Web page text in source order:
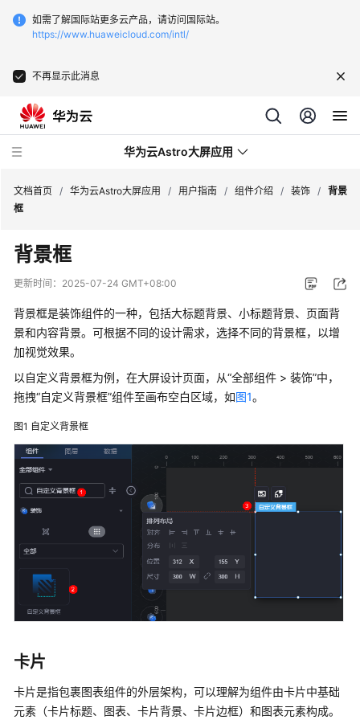
如需了解国际站更多云产品，请访问国际站。
https://www.huaweicloud.com/intl/
不再显示此消息
华为云Astro大屏应用
最
新
动
产
品
绍
计
说
明
快
入
用
户
南
华
为
文档首页 / 华为云Astro大屏应用 / 用户指南 / 组件介绍 / 装饰 / 背景
框
背景框
更新时间： 2025-07-24 GMT+08:00
背景框是装饰组件的一种，包括大标题背景、小标题背景、页面背
景和内容背景。可根据不同的设计需求，选择不同的背景框，以增
加视觉效果。
以自定义背景框为例，在大屏设计页面，从“全部组件 > 装饰”中，
拖拽“自定义背景框”组件至画布空白区域，如图1。
图1 自定义背景框
卡片
卡片是指包裹图表组件的外层架构，可以理解为组件由卡片中基础
元素（卡片标题、图表、卡片背景、卡片边框）和图表元素构成。